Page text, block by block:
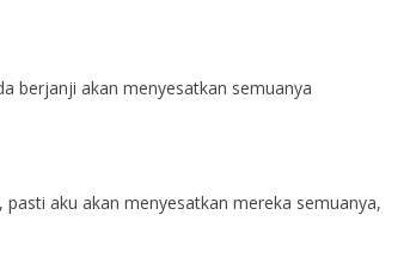
berjanji akan menyesatkan semuanya
aku akan menyesatkan mereka semuanya,